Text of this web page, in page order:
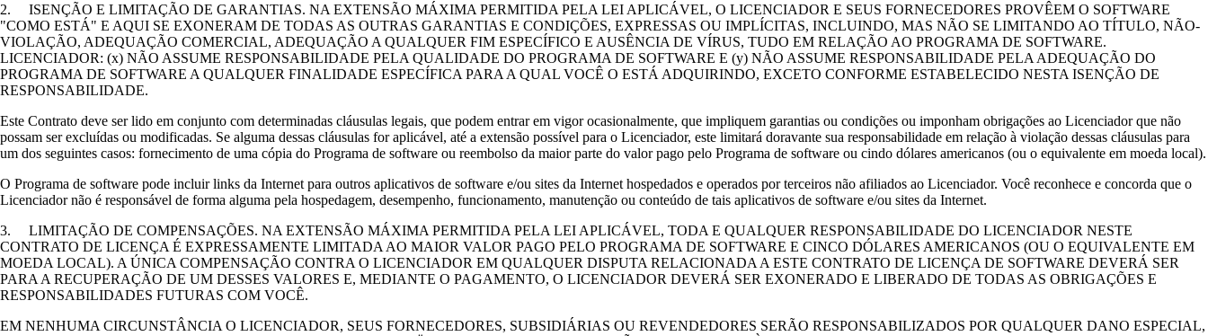
2. ISENÇÃO E LIMITAÇÃO DE GARANTIAS. NA EXTENSÃO MÁXIMA PERMITIDA PELA LEI APLICÁVEL, O LICENCIADOR E SEUS FORNECEDORES PROVÊEM O SOFTWARE
"COMO ESTÁ" E AQUI SE EXONERAM DE TODAS AS OUTRAS GARANTIAS E CONDIÇÕES, EXPRESSAS OU IMPLÍCITAS, INCLUINDO, MAS NÃO SE LIMITANDO AO TÍTULO, NÃO-
VIOLAÇÃO, ADEQUAÇÃO COMERCIAL, ADEQUAÇÃO A QUALQUER FIM ESPECÍFICO E AUSÊNCIA DE VÍRUS, TUDO EM RELAÇÃO AO PROGRAMA DE SOFTWARE.
LICENCIADOR: (x) NÃO ASSUME RESPONSABILIDADE PELA QUALIDADE DO PROGRAMA DE SOFTWARE E (y) NÃO ASSUME RESPONSABILIDADE PELA ADEQUAÇÃO DO
PROGRAMA DE SOFTWARE A QUALQUER FINALIDADE ESPECÍFICA PARA A QUAL VOCÊ O ESTÁ ADQUIRINDO, EXCETO CONFORME ESTABELECIDO NESTA ISENÇÃO DE
RESPONSABILIDADE.
Este Contrato deve ser lido em conjunto com determinadas cláusulas legais, que podem entrar em vigor ocasionalmente, que impliquem garantias ou condições ou imponham obrigações ao Licenciador que não
possam ser excluídas ou modificadas. Se alguma dessas cláusulas for aplicável, até a extensão possível para o Licenciador, este limitará doravante sua responsabilidade em relação à violação dessas cláusulas para
um dos seguintes casos: fornecimento de uma cópia do Programa de software ou reembolso da maior parte do valor pago pelo Programa de software ou cindo dólares americanos (ou o equivalente em moeda local).
O Programa de software pode incluir links da Internet para outros aplicativos de software e/ou sites da Internet hospedados e operados por terceiros não afiliados ao Licenciador. Você reconhece e concorda que o
Licenciador não é responsável de forma alguma pela hospedagem, desempenho, funcionamento, manutenção ou conteúdo de tais aplicativos de software e/ou sites da Internet.
3. LIMITAÇÃO DE COMPENSAÇÕES. NA EXTENSÃO MÁXIMA PERMITIDA PELA LEI APLICÁVEL, TODA E QUALQUER RESPONSABILIDADE DO LICENCIADOR NESTE
CONTRATO DE LICENÇA É EXPRESSAMENTE LIMITADA AO MAIOR VALOR PAGO PELO PROGRAMA DE SOFTWARE E CINCO DÓLARES AMERICANOS (OU O EQUIVALENTE EM
MOEDA LOCAL). A ÚNICA COMPENSAÇÃO CONTRA O LICENCIADOR EM QUALQUER DISPUTA RELACIONADA A ESTE CONTRATO DE LICENÇA DE SOFTWARE DEVERÁ SER
PARA A RECUPERAÇÃO DE UM DESSES VALORES E, MEDIANTE O PAGAMENTO, O LICENCIADOR DEVERÁ SER EXONERADO E LIBERADO DE TODAS AS OBRIGAÇÕES E
RESPONSABILIDADES FUTURAS COM VOCÊ.
EM NENHUMA CIRCUNSTÂNCIA O LICENCIADOR, SEUS FORNECEDORES, SUBSIDIÁRIAS OU REVENDEDORES SERÃO RESPONSABILIZADOS POR QUALQUER DANO ESPECIAL,